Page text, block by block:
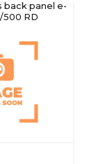
back panel e-
500 RD